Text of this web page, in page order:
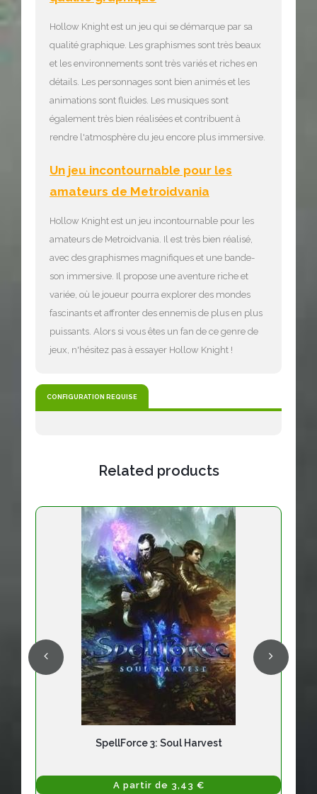
Hollow Knight est un jeu qui se démarque par sa
qualité graphique. Les graphismes sont très beaux
et les environnements sont très variés et riches en
détails. Les personnages sont bien animés et les
animations sont fluides. Les musiques sont
également très bien réalisées et contribuent à
rendre l'atmosphère du jeu encore plus immersive.
Un jeu incontournable pour les
amateurs de Metroidvania
Hollow Knight est un jeu incontournable pour les
amateurs de Metroidvania. Il est très bien réalisé,
avec des graphismes magnifiques et une bande-
son immersive. Il propose une aventure riche et
variée, où le joueur pourra explorer des mondes
fascinants et affronter des ennemis de plus en plus
puissants. Alors si vous êtes un fan de ce genre de
jeux, n'hésitez pas à essayer Hollow Knight !
CONFIGURATION REQUISE
Related products
SpellForce 3: Soul Harvest
A partir de 3,43 €